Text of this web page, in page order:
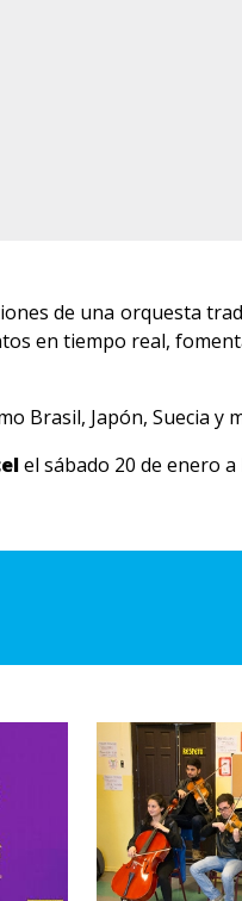
de una orquesta
en tiempo real,
Brasil, Japón, Suecia y
el sábado 20 de enero a